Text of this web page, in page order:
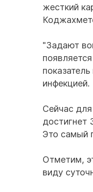
жесткий
"Задают
инфекцией.
Сейчас
достигнет
Это самый
Отметим,
виду